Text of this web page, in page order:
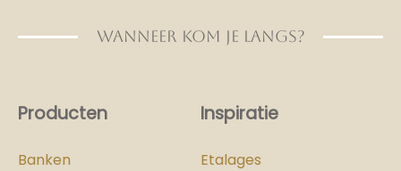
WANNEER KOM JE LANGS?
Producten
Banken
Inspiratie
Etalages